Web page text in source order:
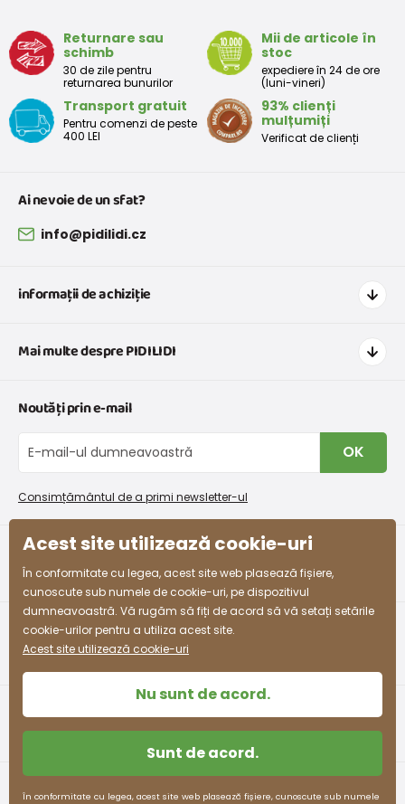
Returnare sau
schimb
30 de zile pentru
returnarea bunurilor
Mii de articole în
stoc
expediere în 24 de ore
(luni-vineri)
Transport gratuit
Pentru comenzi de peste
400 LEI
93% clienți
mulțumiți
Verificat de clienți
Ai nevoie de un sfat?
info@pidilidi.cz
informații de achiziție
Transport și plată
Retururi și reclamații
Schimb sau returnare gratuită
Procedura de reclamații
Mai multe despre PIDILIDI
Despre noi
Blog
Program de afiliere
Colectarea bunurilor
Noutăți prin e-mail
OK
Consimțământul de a primi newsletter-ul
Acest site utilizează cookie-uri
În conformitate cu legea, acest site web plasează fișiere,
cunoscute sub numele de cookie-uri, pe dispozitivul
dumneavoastră. Vă rugăm să fiți de acord să vă setați setările
cookie-urilor pentru a utiliza acest site.
Acest site utilizează cookie-uri
Nu sunt de acord.
Sunt de acord.
În conformitate cu legea, acest site web plasează fișiere, cunoscute sub numele